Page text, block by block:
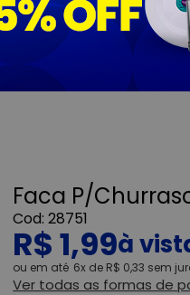
Faca P/
28751
R$ 1,99
ou 6x de R$ 0,33 sem
Ver todas as formas de